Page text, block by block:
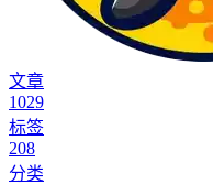
文章
1029
标签
208
分类